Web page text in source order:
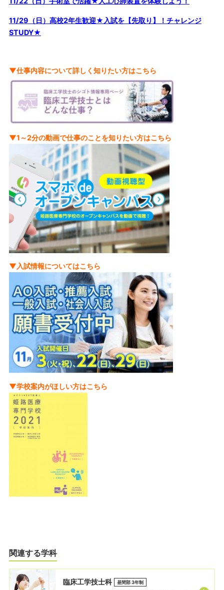
11/29（日）高校2年生歓迎★入試を【先取り】！チャレンジ
STUDY★
▼仕事内容について詳しく知りたい方はこちら
▼1～2分の動画で仕事のことを知りたい方はこちら
▼入試情報についてはこちら
▼学校案内がほしい方はこちら
関連する学科
臨床工学技士科 昼間部 3年制